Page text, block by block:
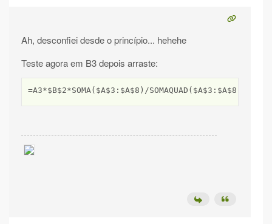
Ah, desconfiei desde o princípio... hehehe
Teste agora em B3 depois arraste:
=A3*$B$2*SOMA($A$3:$A$8)/SOMAQUAD($A$3:$A$8)